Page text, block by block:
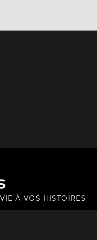
À VOS HISTOIRES